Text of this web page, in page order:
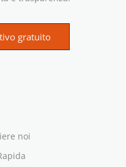
gratuito
noi